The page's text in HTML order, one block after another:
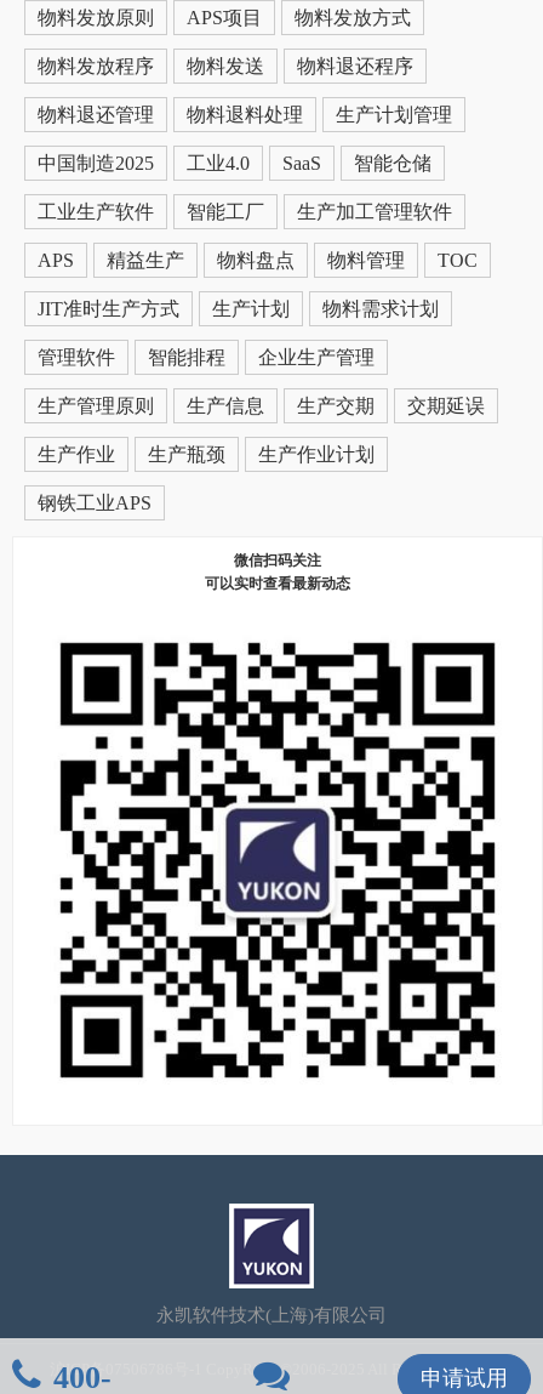
400- 申请试用
物料发放原则 APS项目 物料发放方式
物料发放程序 物料发送 物料退还程序
物料退还管理 物料退料处理 生产计划管理
中国制造2025 工业4.0 SaaS 智能仓储
工业生产软件 智能工厂 生产加工管理软件
APS 精益生产 物料盘点 物料管理 TOC
JIT准时生产方式 生产计划 物料需求计划
管理软件 智能排程 企业生产管理
生产管理原则 生产信息 生产交期 交期延误
生产作业 生产瓶颈 生产作业计划
钢铁工业APS
微信扫码关注
可以实时查看最新动态
永凯软件技术(上海)有限公司
沪ICP备07506786号-1 CopyRight©2006-2025 All Rights Reserved